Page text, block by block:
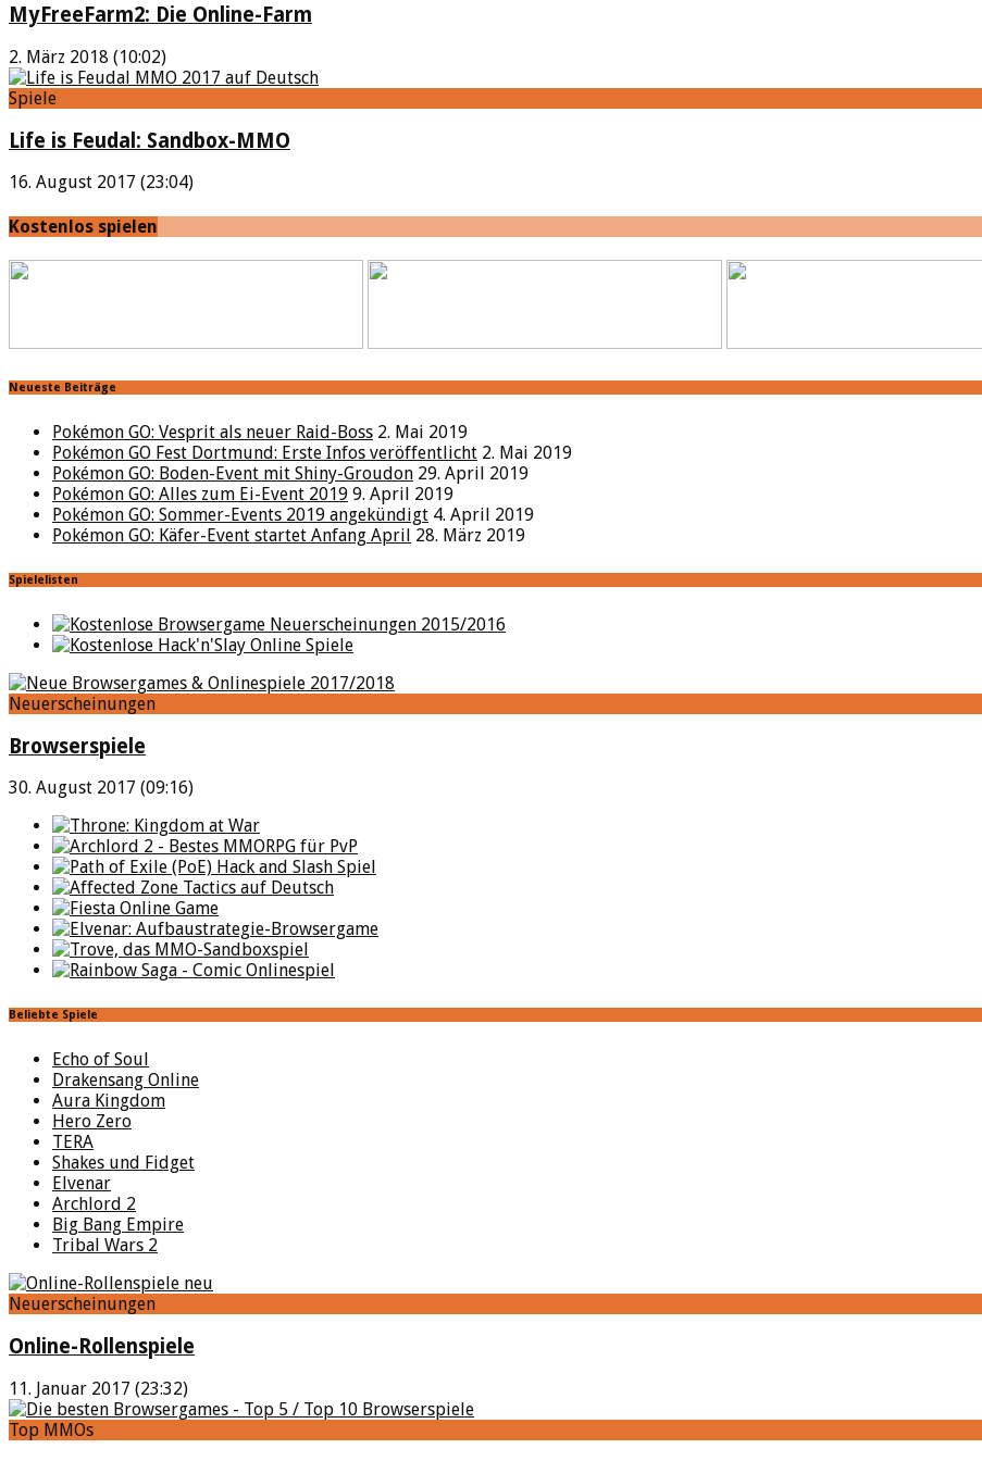
MyFreeFarm2: Die Online-Farm
2. März 2018 (10:02)
Spiele
Life is Feudal: Sandbox-MMO
16. August 2017 (23:04)
Kostenlos spielen
Neueste Beiträge
Pokémon GO: Vesprit als neuer Raid-Boss 2. Mai 2019
Pokémon GO Fest Dortmund: Erste Infos veröffentlicht 2. Mai 2019
Pokémon GO: Boden-Event mit Shiny-Groudon 29. April 2019
Pokémon GO: Alles zum Ei-Event 2019 9. April 2019
Pokémon GO: Sommer-Events 2019 angekündigt 4. April 2019
Pokémon GO: Käfer-Event startet Anfang April 28. März 2019
Spielelisten
Neuerscheinungen
Browserspiele
30. August 2017 (09:16)
Beliebte Spiele
Echo of Soul
Drakensang Online
Aura Kingdom
Hero Zero
TERA
Shakes und Fidget
Elvenar
Archlord 2
Big Bang Empire
Tribal Wars 2
Neuerscheinungen
Online-Rollenspiele
11. Januar 2017 (23:32)
Top MMOs